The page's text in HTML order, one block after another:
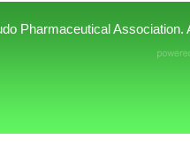
Pharmaceutical Association.